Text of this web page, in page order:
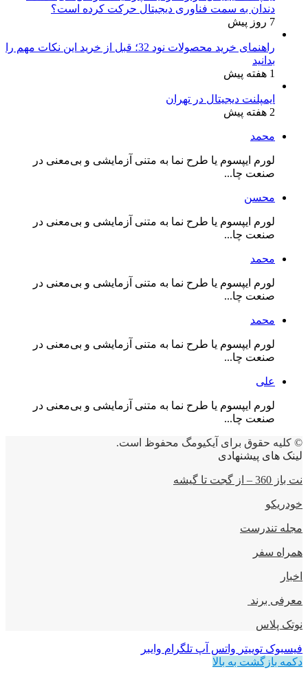
دندان به سمت فناوری دیجیتال حرکت کرده است؟
7 روز پیش
راهنمای خرید محصولات نود 32؛ قبل از خرید این نکات مهم را
بدانید
1 هفته پیش
ایمپلنت دیجیتال در تهران
2 هفته پیش
محمد
لورم ایپسوم یا طرح‌ نما به متنی آزمایشی و بی‌معنی در
صنعت چا...
محسن
لورم ایپسوم یا طرح‌ نما به متنی آزمایشی و بی‌معنی در
صنعت چا...
محمد
لورم ایپسوم یا طرح‌ نما به متنی آزمایشی و بی‌معنی در
صنعت چا...
محمد
لورم ایپسوم یا طرح‌ نما به متنی آزمایشی و بی‌معنی در
صنعت چا...
علی
لورم ایپسوم یا طرح‌ نما به متنی آزمایشی و بی‌معنی در
صنعت چا...
© کلیه حقوق برای آیکیومگ محفوظ است.
لینک های پیشنهادی
نت باز 360 – از گجت تا گیشه
خودریکو
مجله‌ تندرست
همراه سفر
اخبار
معرفی برند
نوتک پلاس
فیسبوک توییتر واتس آپ تلگرام وایبر
دکمه بازگشت به بالا